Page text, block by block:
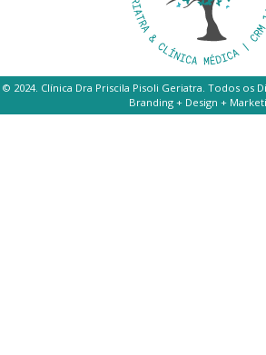
© 2024. Clínica Dra Priscila Pisoli Geriatra. Todos os
Branding + Design +